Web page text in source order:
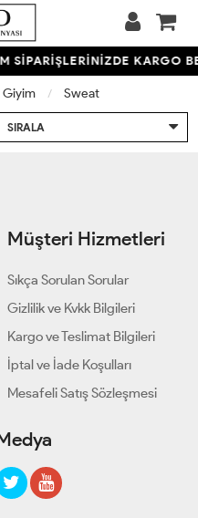
SİPARİŞLERİNİZDE KARGO
Giyim Sweat
SIRALA
Müşteri Hizmetleri
Sıkça Sorulan Sorular
Gizlilik ve Kvkk Bilgileri
Kargo ve Teslimat Bilgileri
İptal ve İade Koşulları
Mesafeli Satış Sözleşmesi